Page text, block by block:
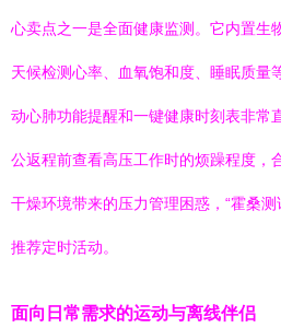
心卖点之一是全面健康监测。它内置生
天候检测心率、血氧饱和度、睡眠质量
动心肺功能提醒和一键健康时刻表非常
公返程前查看高压工作时的烦躁程度，
干燥环境带来的压力管理困惑，“霍桑
推荐定时活动。
面向日常需求的运动与离线伴侣